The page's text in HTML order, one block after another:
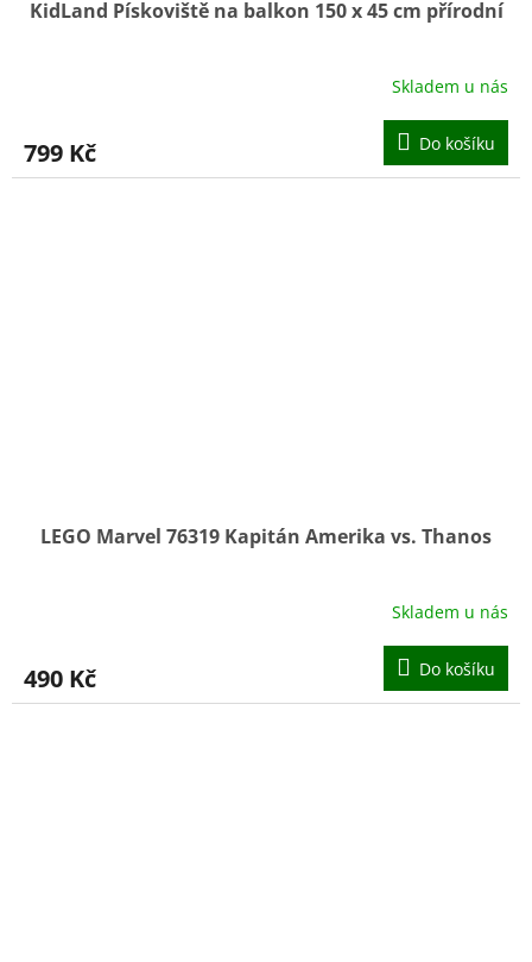
KidLand Pískoviště na balkon 150 x 45 cm přírodní
Skladem u nás
799 Kč Do košíku
LEGO Marvel 76319 Kapitán Amerika vs. Thanos
Skladem u nás
490 Kč Do košíku